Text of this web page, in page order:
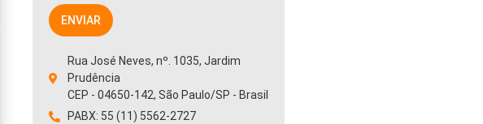
ENVIAR
Rua José Neves, nº. 1035, Jardim
Prudência
CEP - 04650-142, São Paulo/SP - Brasil
PABX: 55 (11) 5562-2727